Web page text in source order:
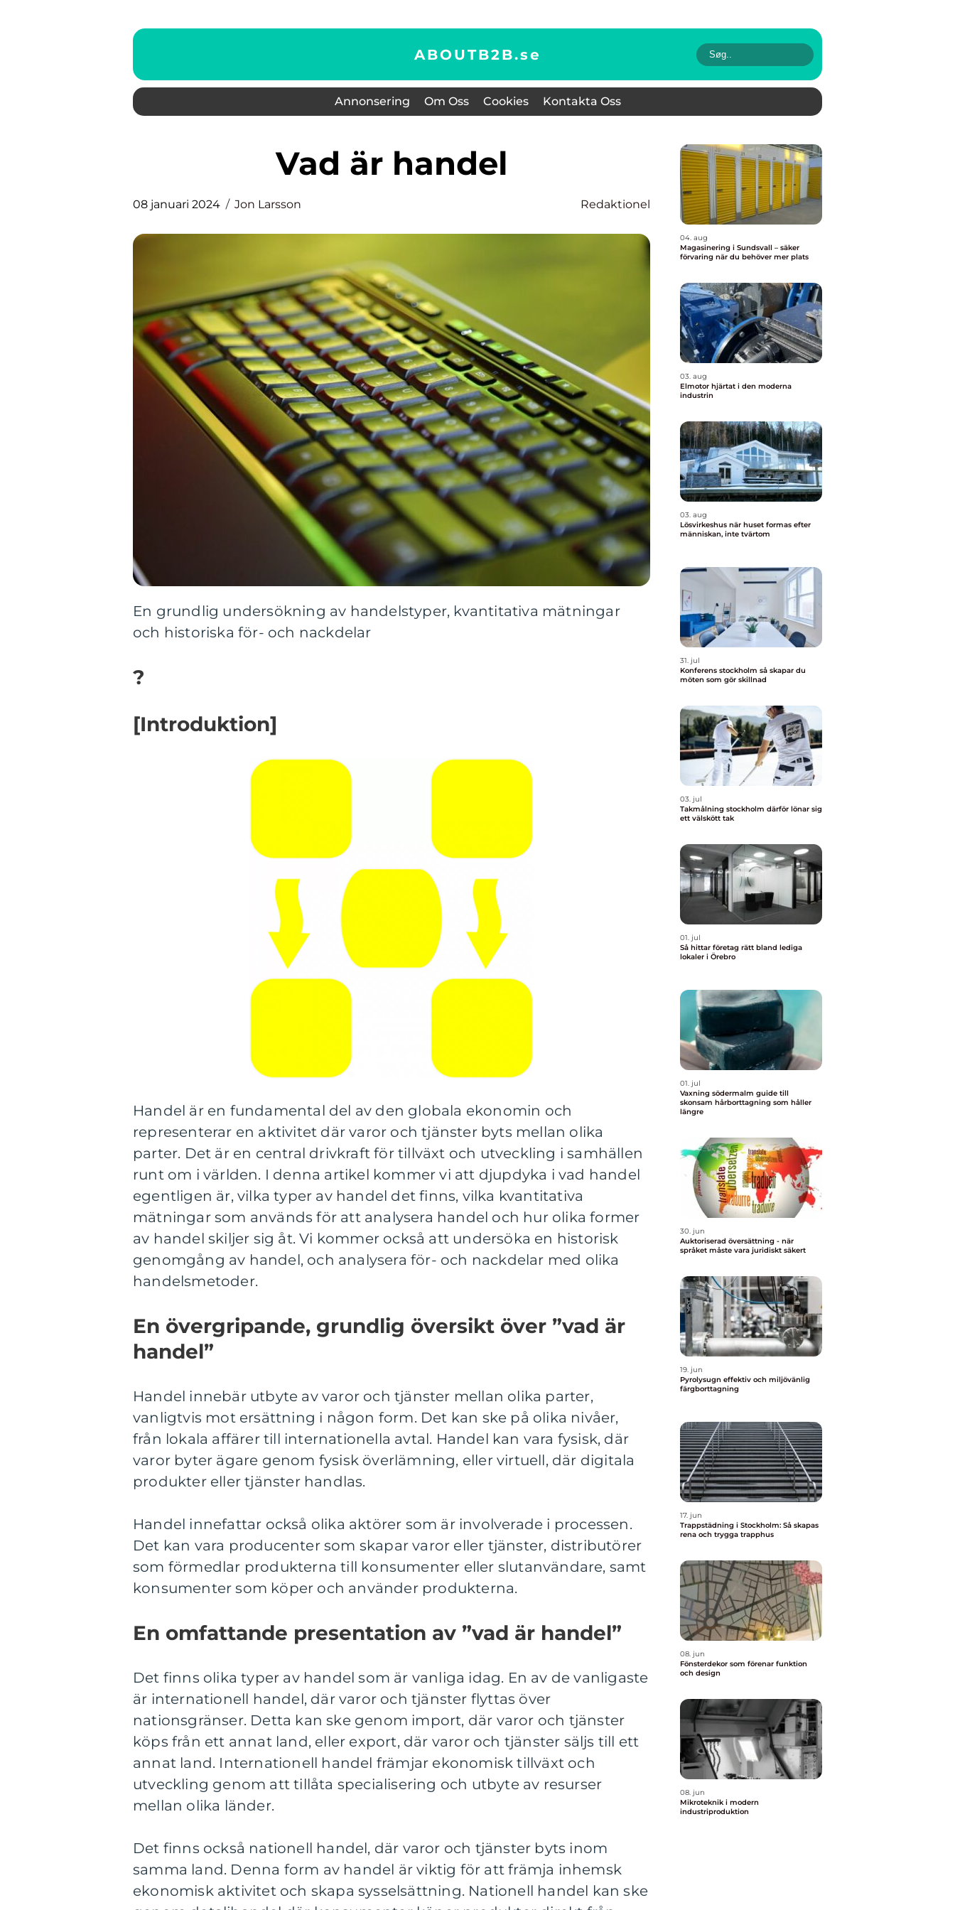
ABOUTB2B.se
Annonsering Om Oss Cookies Kontakta Oss
Vad är handel
08 januari 2024 Jon Larsson Redaktionel
En grundlig undersökning av handelstyper, kvantitativa mätningar
och historiska för- och nackdelar
?
[Introduktion]
Handel är en fundamental del av den globala ekonomin och
representerar en aktivitet där varor och tjänster byts mellan olika
parter. Det är en central drivkraft för tillväxt och utveckling i samhällen
runt om i världen. I denna artikel kommer vi att djupdyka i vad handel
egentligen är, vilka typer av handel det finns, vilka kvantitativa
mätningar som används för att analysera handel och hur olika former
av handel skiljer sig åt. Vi kommer också att undersöka en historisk
genomgång av handel, och analysera för- och nackdelar med olika
handelsmetoder.
En övergripande, grundlig översikt över ”vad är
handel”
Handel innebär utbyte av varor och tjänster mellan olika parter,
vanligtvis mot ersättning i någon form. Det kan ske på olika nivåer,
från lokala affärer till internationella avtal. Handel kan vara fysisk, där
varor byter ägare genom fysisk överlämning, eller virtuell, där digitala
produkter eller tjänster handlas.
Handel innefattar också olika aktörer som är involverade i processen.
Det kan vara producenter som skapar varor eller tjänster, distributörer
som förmedlar produkterna till konsumenter eller slutanvändare, samt
konsumenter som köper och använder produkterna.
En omfattande presentation av ”vad är handel”
Det finns olika typer av handel som är vanliga idag. En av de vanligaste
är internationell handel, där varor och tjänster flyttas över
nationsgränser. Detta kan ske genom import, där varor och tjänster
köps från ett annat land, eller export, där varor och tjänster säljs till ett
annat land. Internationell handel främjar ekonomisk tillväxt och
utveckling genom att tillåta specialisering och utbyte av resurser
mellan olika länder.
Det finns också nationell handel, där varor och tjänster byts inom
samma land. Denna form av handel är viktig för att främja inhemsk
ekonomisk aktivitet och skapa sysselsättning. Nationell handel kan ske
04. aug
Magasinering i Sundsvall – säker
förvaring när du behöver mer plats
03. aug
Elmotor hjärtat i den moderna
industrin
03. aug
Lösvirkeshus när huset formas efter
människan, inte tvärtom
31. jul
Konferens stockholm så skapar du
möten som gör skillnad
03. jul
Takmålning stockholm därför lönar sig
ett välskött tak
01. jul
Så hittar företag rätt bland lediga
lokaler i Örebro
01. jul
Vaxning södermalm guide till
skonsam hårborttagning som håller
längre
30. jun
Auktoriserad översättning - när
språket måste vara juridiskt säkert
19. jun
Pyrolysugn effektiv och miljövänlig
färgborttagning
17. jun
Trappstädning i Stockholm: Så skapas
rena och trygga trapphus
08. jun
Fönsterdekor som förenar funktion
och design
08. jun
Mikroteknik i modern
industriproduktion